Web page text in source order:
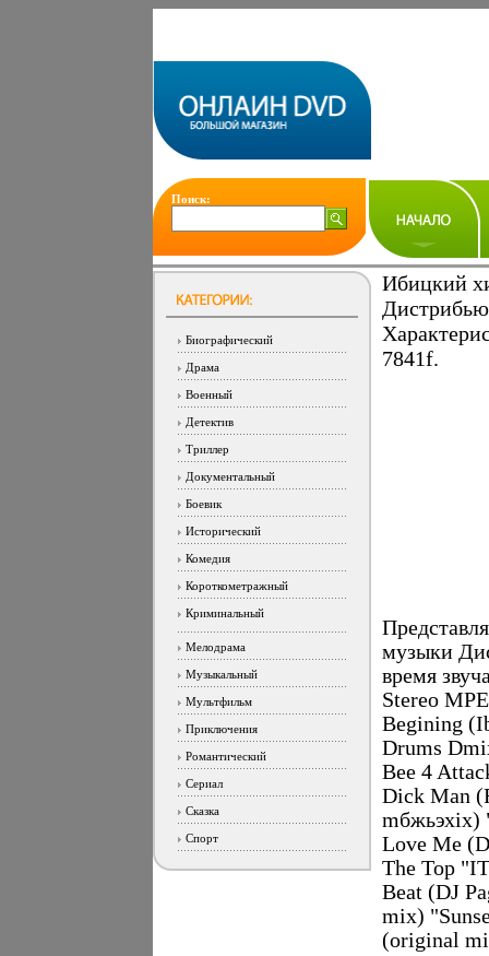
Поиск:
Биографический
Драма
Военный
Детектив
Триллер
Документальный
Боевик
Исторический
Комедия
Короткометражный
Криминальный
Мелодрама
Музыкальный
Мультфильм
Приключения
Романтический
Сериал
Сказка
Спорт
Ибицкий
7841f.
музыки
время
Stereo
Begining
Drums
Bee 4
Dick Man
mбжьэхix)
Love Me
The Top
Beat (DJ
mix)
(original